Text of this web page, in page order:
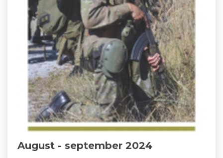
August - september 2024